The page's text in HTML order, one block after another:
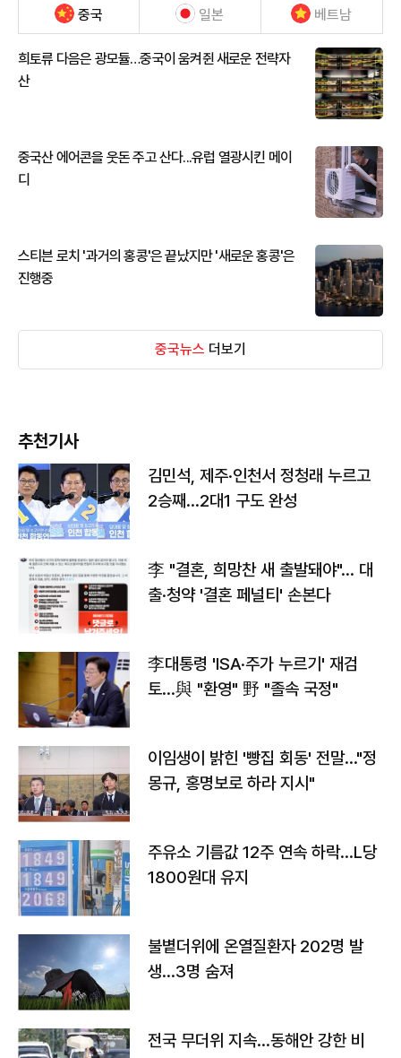
중국 일본 베트남
희토류 다음은 광모듈…중국이 움켜쥔 새로운 전략자
산
중국산 에어콘을 웃돈 주고 산다...유럽 열광시킨 메이
디
스티븐 로치 '과거의 홍콩'은 끝났지만 '새로운 홍콩'은
진행중
중국뉴스 더보기
추천기사
김민석, 제주·인천서 정청래 누르고
2승째…2대1 구도 완성
李 "결혼, 희망찬 새 출발돼야"… 대
출·청약 '결혼 페널티' 손본다
李대통령 'ISA·주가 누르기' 재검
토…與 "환영" 野 "졸속 국정"
이임생이 밝힌 '빵집 회동' 전말…"정
몽규, 홍명보로 하라 지시"
주유소 기름값 12주 연속 하락…L당
1800원대 유지
불볕더위에 온열질환자 202명 발
생…3명 숨져
전국 무더위 지속…동해안 강한 비